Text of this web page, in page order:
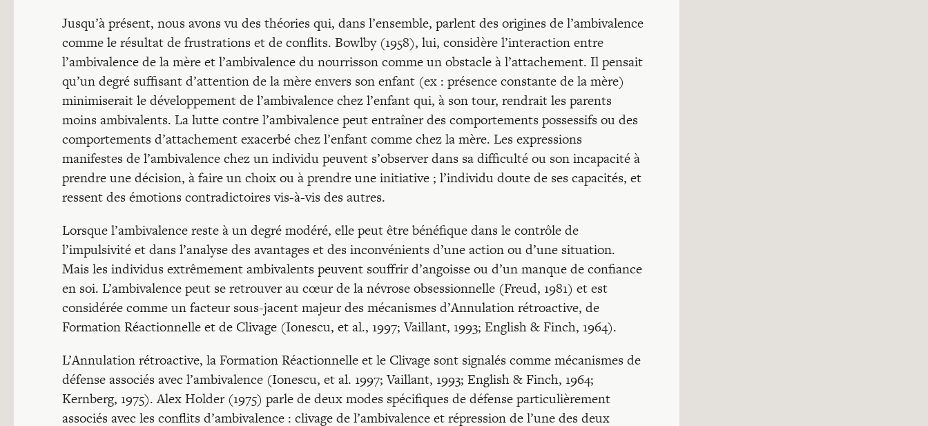
Jusqu’à présent, nous avons vu des théories qui, dans l’ensemble, parlent des origines de l’ambivalence
comme le résultat de frustrations et de conflits. Bowlby (1958), lui, considère l’interaction entre
l’ambivalence de la mère et l’ambivalence du nourrisson comme un obstacle à l’attachement. Il pensait
qu’un degré suffisant d’attention de la mère envers son enfant (ex : présence constante de la mère)
minimiserait le développement de l’ambivalence chez l’enfant qui, à son tour, rendrait les parents
moins ambivalents. La lutte contre l’ambivalence peut entraîner des comportements possessifs ou des
comportements d’attachement exacerbé chez l’enfant comme chez la mère. Les expressions
manifestes de l’ambivalence chez un individu peuvent s’observer dans sa difficulté ou son incapacité à
prendre une décision, à faire un choix ou à prendre une initiative ; l’individu doute de ses capacités, et
ressent des émotions contradictoires vis-à-vis des autres.
Lorsque l’ambivalence reste à un degré modéré, elle peut être bénéfique dans le contrôle de
l’impulsivité et dans l’analyse des avantages et des inconvénients d’une action ou d’une situation.
Mais les individus extrêmement ambivalents peuvent souffrir d’angoisse ou d’un manque de confiance
en soi. L’ambivalence peut se retrouver au cœur de la névrose obsessionnelle (Freud, 1981) et est
considérée comme un facteur sous-jacent majeur des mécanismes d’Annulation rétroactive, de
Formation Réactionnelle et de Clivage (Ionescu, et al., 1997; Vaillant, 1993; English & Finch, 1964).
L’Annulation rétroactive, la Formation Réactionnelle et le Clivage sont signalés comme mécanismes de
défense associés avec l’ambivalence (Ionescu, et al. 1997; Vaillant, 1993; English & Finch, 1964;
Kernberg, 1975). Alex Holder (1975) parle de deux modes spécifiques de défense particulièrement
associés avec les conflits d’ambivalence : clivage de l’ambivalence et répression de l’une des deux